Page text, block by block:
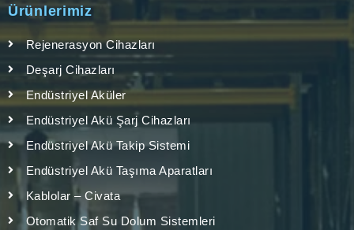
Ürünlerimiz
Rejenerasyon Cihazları
Deşarj Cihazları
Endüstriyel Aküler
Endüstriyel Akü Şarj Cihazları
Endüstriyel Akü Takip Sistemi
Endüstriyel Akü Taşıma Aparatları
Kablolar – Civata
Otomatik Saf Su Dolum Sistemleri